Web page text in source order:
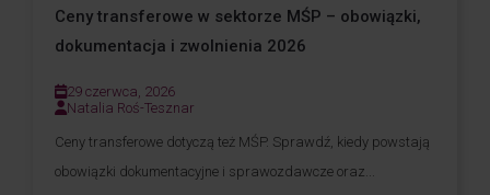
Ceny transferowe w sektorze MŚP – obowiązki,
dokumentacja i zwolnienia 2026
29 czerwca, 2026
Natalia Roś-Tesznar
Ceny transferowe dotyczą też MŚP. Sprawdź, kiedy powstają
obowiązki dokumentacyjne i sprawozdawcze oraz...